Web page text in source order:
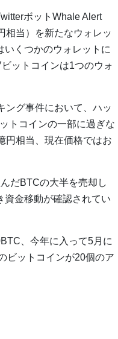
ボットWhale Alert
相当）を新たなウォレッ
いくつかのウォレットに
ットコインは1つのウォ
ング事件において、ハッ
トコインの一部に過ぎな
円相当、現在価格ではお
だBTCの大半を売却し
資金移動が確認されてい
、今年に入って5月に
ビットコインが20個のア